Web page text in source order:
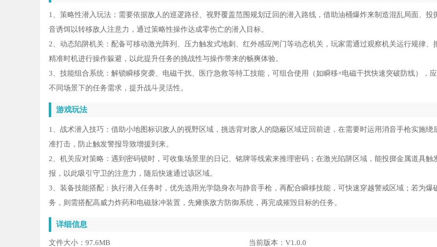
1、策略性潜入玩法：需要依据敌人的巡逻路径、视野覆盖范围规划迂回的潜入路线，借助油桶爆炸来制造混乱局面、投
音诱饵以转移敌人注意力，通过策略性操作达成零伤亡的潜入目标。
2、动态陷阱机关：配备可移动激光阵列、压力触发式地刺、红外感应闸门等动态机关，玩家需通过观察机关运行规律、
精准时机进行操作躲避，以此提升任务的挑战性与操作带来的畅爽体验。
3、技能组合系统：解锁瞬移突袭、电磁干扰、医疗急救等特工技能，可组合使用（如瞬移+电磁干扰快速突破防线），
不同场景下的任务需求，提升战斗灵活性。
游戏玩法
1、战术潜入技巧：借助小地图标识敌人的视野区域，挑选背对敌人的隐蔽区域迂回前进，在需要时运用消音手枪实施绕
准打击，防止触发警报导致增援到来。
2、机关应对策略：遇到密码锁时，可收集场景里的日记、铭牌等线索来推理密码；在激光陷阱区域，能投掷金属道具触
报，以此吸引守卫的注意力，随后快速通过该区域。
3、装备技能搭配：执行潜入任务时，优先选用光学隐身衣与静音手枪，再配合瞬移技能，可快速穿越警戒区域；若为爆
务，则需搭配高威力炸药和电磁脉冲装置，先瘫痪敌方防御系统，再完成摧毁目标的任务。
详细信息
文件大小： 97.6MB 当前版本： V1.0.0